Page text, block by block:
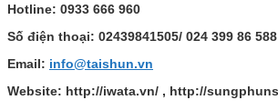
Hotline: 0933 666 960
Số điện thoại: 02439841505/ 024 399 86 588
Email: info@taishun.vn
Website: http://iwata.vn/ , http://